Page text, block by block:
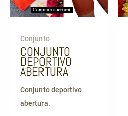
Conjunto
CONJUNTO
DEPORTIVO
ABERTURA
Conjunto deportivo
abertura.